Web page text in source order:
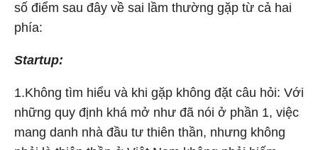
số điểm sau đây về sai lầm thường gặp từ cả hai
phía:
Startup:
1.Không tìm hiểu và khi gặp không đặt câu hỏi: Với
những quy định khá mở như đã nói ở phần 1, việc
mang danh nhà đầu tư thiên thần, nhưng không